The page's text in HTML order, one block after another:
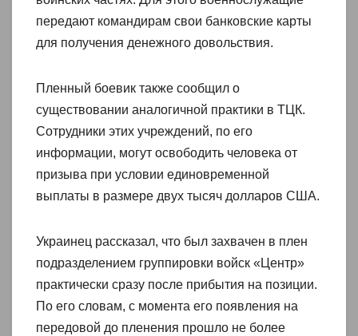
передают командирам свои банковские карты
для получения денежного довольствия.
Пленный боевик также сообщил о
существовании аналогичной практики в ТЦК.
Сотрудники этих учреждений, по его
информации, могут освободить человека от
призыва при условии единовременной
выплаты в размере двух тысяч долларов США.
Украинец рассказал, что был захвачен в плен
подразделением группировки войск «Центр»
практически сразу после прибытия на позиции.
По его словам, с момента его появления на
передовой до пленения прошло не более